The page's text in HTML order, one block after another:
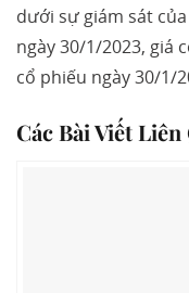
dưới sự giám sát
ngày 30/1/2023, giá
cổ phiếu ngày 30/1/
Các Bài Viết Liên